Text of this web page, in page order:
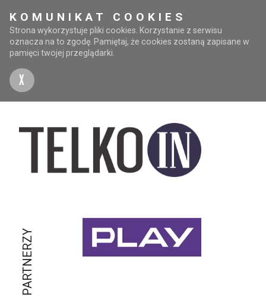
KOMUNIKAT COOKIES
Strona wykorzystuje pliki cookies. Korzystanie z serwisu
oznacza na to zgodę. Pamiętaj, że cookies zostaną zapisane w
pamięci twojej przeglądarki.
X
PARTNERZY